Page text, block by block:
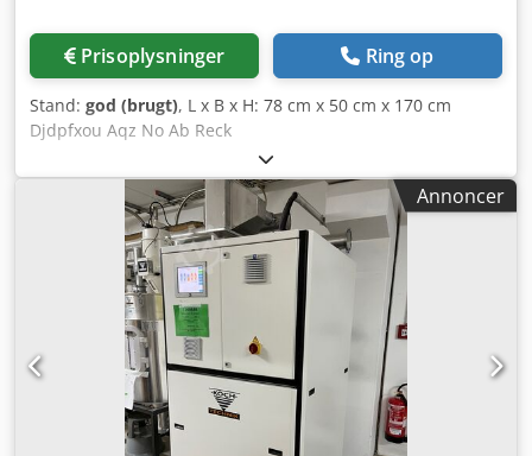
Prisoplysninger Ring op
Stand: god (brugt), L x B x H: 78 cm x 50 cm x 170 cm
Djdpfxou Aqz No Ab Reck
Annoncer